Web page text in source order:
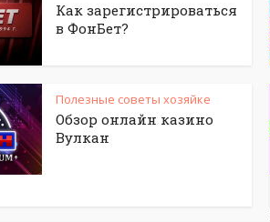
Как зарегистрироваться
в ФонБет?
Полезные советы хозяйке
Обзор онлайн казино
Вулкан